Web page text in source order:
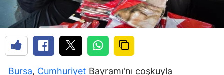
Bursa, Cumhuriyet Bayramı'nı coşkuyla